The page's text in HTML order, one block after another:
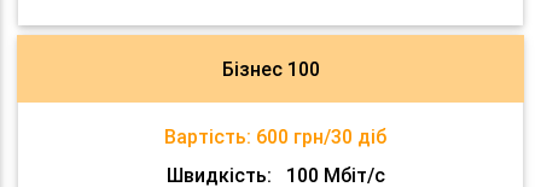
Бізнес 100
Вартість: 600 грн/30 діб
Швидкість:
100 Мбіт/с